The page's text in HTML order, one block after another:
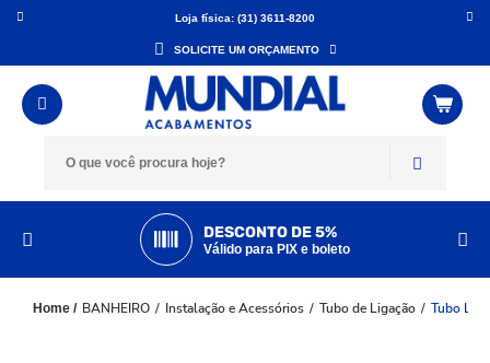
Loja física: (31) 3611-8200
SOLICITE UM ORÇAMENTO
DESCONTO DE 5%
Válido para PIX e boleto
BANHEIRO Instalação e Acessórios Tubo de Ligação Tubo